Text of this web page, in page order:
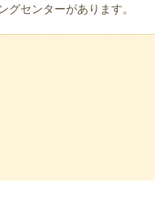
センターがあります。